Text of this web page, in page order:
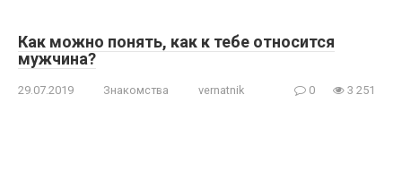
Как можно понять, как к тебе относится
мужчина?
29.07.2019 Знакомства vernatnik 0 3 251